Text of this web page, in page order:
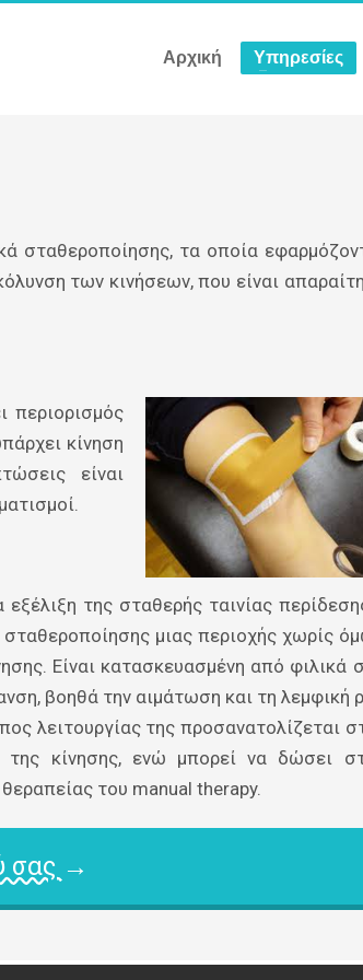
Αρχική Υπηρεσίες
σταθεροποίησης, τα οποία
των κινήσεων, που είναι
περιορισμός
κίνηση
είναι
εξέλιξη της σταθερής ταινίας
σταθεροποίησης μιας περιοχής χωρίς
Είναι κατασκευασμένη από φιλικά
βοηθά την αιμάτωση και τη λεμφική
λειτουργίας της προσανατολίζεται
της κίνησης, ενώ μπορεί να δώσει
του manual therapy.
σας →